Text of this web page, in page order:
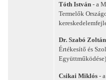
Tóth István - a
Termelők
Dr. Szabó Zoltán
Értékesítő és
Csikai Miklós -